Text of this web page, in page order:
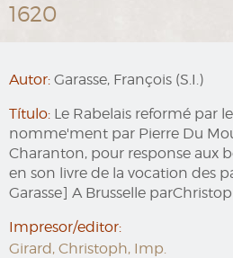
1620
Autor: Garasse, François (S.I.)
Título: Le Rabelais reformé par
nomme'ment par Pierre Du
Charanton, pour response aux
en son livre de la vocation des
Garasse] A Brusselle
Impresor/editor:
Girard, Christoph, Imp.